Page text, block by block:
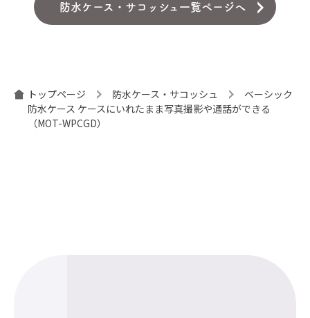
防水ケース・サコッシュ一覧ページへ
トップページ 防水ケース・サコッシュ
ベーシック
防水ケース ケースにいれたまま写真撮影や通話ができる
（MOT-WPCGD）